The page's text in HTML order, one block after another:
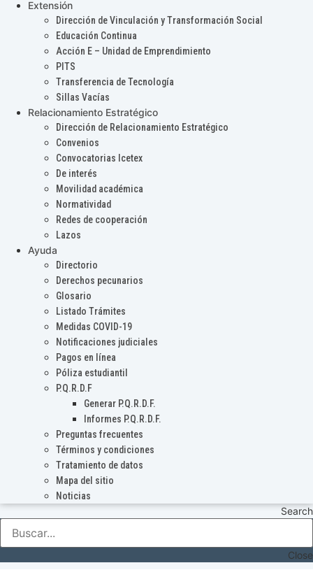
Extensión
Dirección de Vinculación y Transformación Social
Educación Continua
Acción E – Unidad de Emprendimiento
PITS
Transferencia de Tecnología
Sillas Vacías
Relacionamiento Estratégico
Dirección de Relacionamiento Estratégico
Convenios
Convocatorias Icetex
De interés
Movilidad académica
Normatividad
Redes de cooperación
Lazos
Ayuda
Directorio
Derechos pecunarios
Glosario
Listado Trámites
Medidas COVID-19
Notificaciones judiciales
Pagos en línea
Póliza estudiantil
P.Q.R.D.F
Generar P.Q.R.D.F.
Informes P.Q.R.D.F.
Preguntas frecuentes
Términos y condiciones
Tratamiento de datos
Mapa del sitio
Noticias
Search
Close